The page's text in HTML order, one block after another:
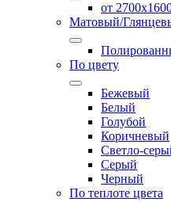
от
Матовый/
По цвету
Бежевый
Белый
Голубой
Коричневый
Светло-
Серый
Черный
По теплоте цвета